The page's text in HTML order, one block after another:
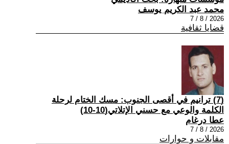
محمد عبد الكريم يوسف
2026 / 8 / 7
قضايا ثقافية
(7) ترانيم في أقصى الجنوب: مسك الختام لرحلة
الكلمة والوعي مع حسني الإتلاتي(10-10)
عطا درغام
2026 / 8 / 7
مقابلات و حوارات